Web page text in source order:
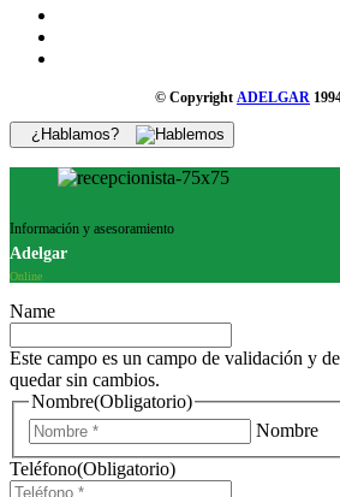
© Copyright ADELGAR
¿Hablamos?
Información y asesoramiento
Adelgar
Online
Name
Este campo es un campo de validación y
quedar sin cambios.
Nombre(Obligatorio)
Nombre
Teléfono(Obligatorio)